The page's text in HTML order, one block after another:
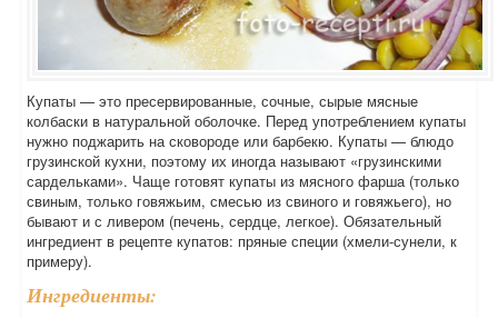
Купаты — это пресервированные, сочные, сырые мясные
колбаски в натуральной оболочке. Перед употреблением купаты
нужно поджарить на сковороде или барбекю. Купаты — блюдо
грузинской кухни, поэтому их иногда называют «грузинскими
сардельками». Чаще готовят купаты из мясного фарша (только
свиным, только говяжьим, смесью из свиного и говяжьего), но
бывают и с ливером (печень, сердце, легкое). Обязательный
ингредиент в рецепте купатов: пряные специи (хмели-сунели, к
примеру).
Ингредиенты: